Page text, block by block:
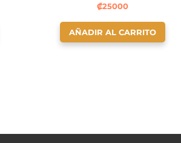
₡25000
AÑADIR AL CARRITO